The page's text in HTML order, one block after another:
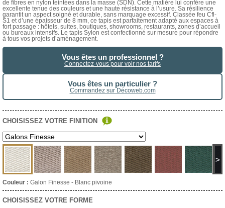
de fibres en nylon teintées dans la masse (SDN). Cette matière lui confère une
excellente tenue des couleurs et une haute résistance à l’usure. Sa résilience
garantit un aspect soigné et durable, sans marquage excessif. Classée feu Cfl-
S1 et d’une épaisseur de 8 mm, ce tapis est parfaitement adapté aux espaces à
fort passage : hôtels, suites, boutiques, showrooms, restaurants, zones d’accueil
ou bureaux intensifs. Le tapis Sylon est confectionné sur mesure pour répondre
à tous vos projets d’aménagement.
Vous êtes un professionnel ?
Connectez-vous pour voir nos tarifs
Vous êtes un particulier ?
Commandez sur Décoweb.com
CHOISISSEZ VOTRE FINITION
>
Couleur : Galon Finesse - Blanc pivoine
CHOISISSEZ VOTRE FORME